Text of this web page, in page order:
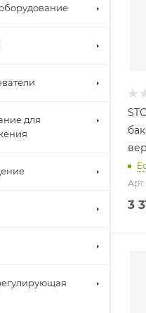
3
для